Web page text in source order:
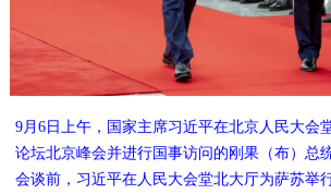
9月6日上午，国家主席习近平在北京人民大会
论坛北京峰会并进行国事访问的刚果（布）总
会谈前，习近平在人民大会堂北大厅为萨苏举